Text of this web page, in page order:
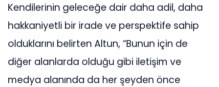
Kendilerinin geleceğe dair daha adil, daha
hakkaniyetli bir irade ve perspektife sahip
olduklarını belirten Altun, “Bunun için de
diğer alanlarda olduğu gibi iletişim ve
medya alanında da her şeyden önce